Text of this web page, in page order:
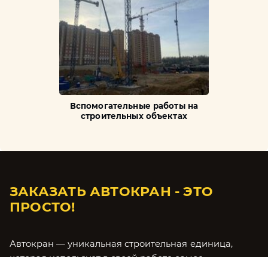
Вспомогательные работы на
строительных объектах
ЗАКАЗАТЬ АВТОКРАН - ЭТО
ПРОСТО!
Автокран — уникальная строительная единица,